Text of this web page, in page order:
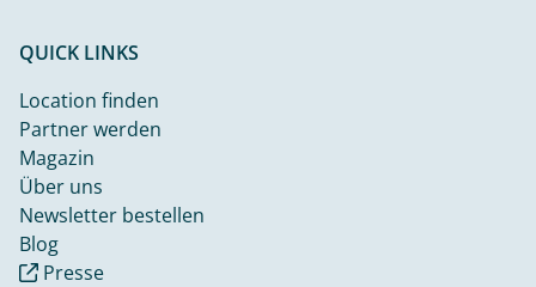
QUICK LINKS
Location finden
Partner werden
Magazin
Über uns
Newsletter bestellen
Blog
Presse